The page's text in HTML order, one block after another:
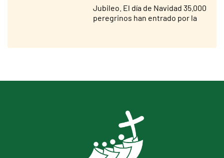
Jubileo. El día de Navidad 35.000
peregrinos han entrado por la